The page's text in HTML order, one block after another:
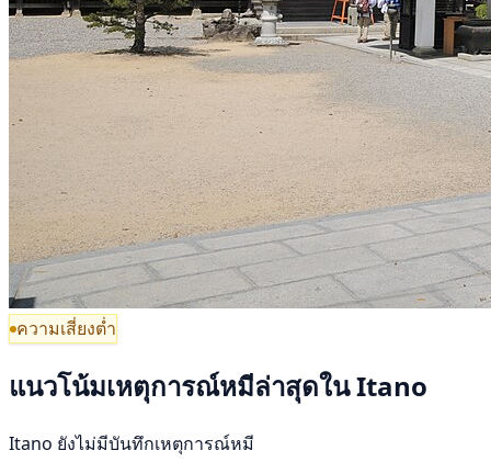
ความเสี่ยงต่ำ
แนวโน้มเหตุการณ์หมีล่าสุดใน Itano
Itano ยังไม่มีบันทึกเหตุการณ์หมี